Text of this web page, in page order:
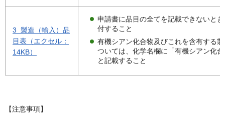
3 製造（輸入）品
目表（エクセル：
14KB）
申請書に品目の全てを記載できないと
付すること
有機シアン化合物及びこれを含有する
ついては、化学名欄に「有機シアン化
と記載すること
【注意事項】